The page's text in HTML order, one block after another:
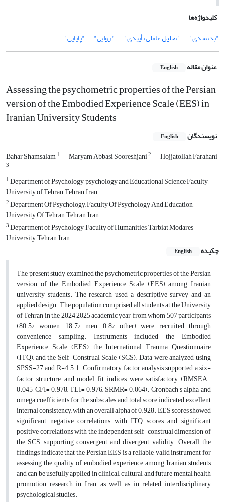
کلیدواژه‌ها
"بدنمندی"
"تحلیل عاملی تأییدی" " روایی" "پایایی"
عنوان مقاله English
Assessing the psychometric properties of the Persian
version of the Embodied Experience Scale (EES) in
Iranian University Students
نویسندگان English
Bahar Shamsalam1 Maryam Abbasi Sooreshjani2 Hojjatollah Farahani
3
1Department of Psychology, psychology and Educational Science Faculty,
University of Tehran, Tehran, Iran
2Department Of Psychology, Faculty Of Psychology And Education,
University Of Tehran, Tehran, Iran.
3Department of Psychology, Faculty of Humanities, Tarbiat Modares
University, Tehran, Iran
چکیده
English
The present study examined the psychometric properties of the Persian
version of the Embodied Experience Scale (EES) among Iranian
university students. The research used a descriptive survey and an
applied design. The population comprised all students at the University
of Tehran in the 2024–2025 academic year, from whom 507 participants
(80.5% women, 18.7% men, 0.8% other) were recruited through
convenience sampling. Instruments included the Embodied
Experience Scale (EES), the International Trauma Questionnaire
(ITQ), and the Self-Construal Scale (SCS). Data were analyzed using
SPSS-27 and R-4.5.1. Confirmatory factor analysis supported a six-
factor structure, and model fit indices were satisfactory (RMSEA=
0.045, CFI= 0.978, TLI= 0.976, SRMR= 0.064). Cronbach’s alpha and
omega coefficients for the subscales and total score indicated excellent
internal consistency, with an overall alpha of 0.928. EES scores showed
significant negative correlations with ITQ scores and significant
positive correlations with the independent self-construal dimension of
the SCS, supporting convergent and divergent validity. Overall, the
findings indicate that the Persian EES is a reliable, valid instrument for
assessing the quality of embodied experience among Iranian students
and can be usefully applied in clinical, cultural, and future mental health
promotion research in Iran, as well as in related interdisciplinary
psychological studies.